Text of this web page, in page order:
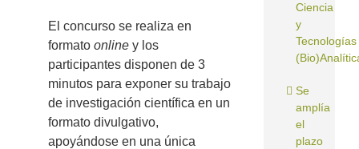
El concurso se realiza en
formato online y los
participantes disponen de 3
minutos para exponer su trabajo
de investigación científica en un
formato divulgativo,
apoyándose en una única
Ciencia
y
Tecnologías
Se
amplía
el
plazo